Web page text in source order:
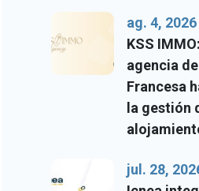
ag. 4, 2026
KSS
agencia
Francesa
la gestión
jul. 28,